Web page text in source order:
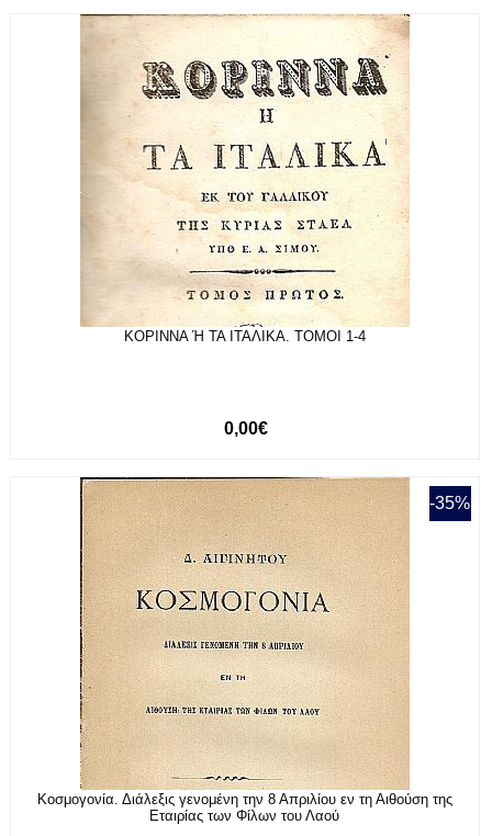
ΚΟΡΙΝΝΑ Ή ΤΑ ΙΤΑΛΙΚΑ. ΤΟΜΟΙ 1-4
0,00€
-35%
Κοσμογονία. Διάλεξις γενομένη την 8 Απριλίου εν τη Αιθούση της
Εταιρίας των Φίλων του Λαού